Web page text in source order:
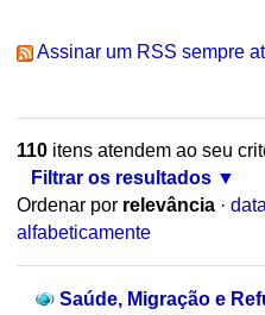
Assinar um RSS sempre
110itens atendem ao seu
Filtrar os resultados
Ordenar por relevância ·
alfabeticamente
Saúde, Migração e